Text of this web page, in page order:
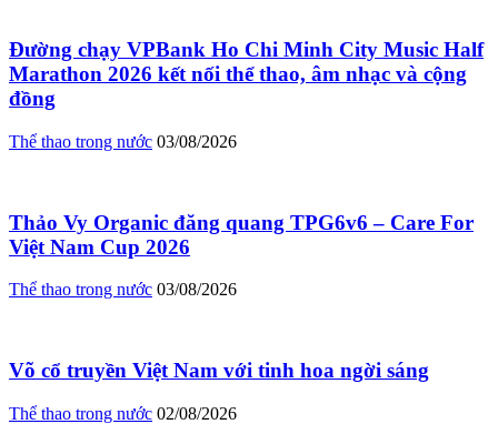
Đường chạy VPBank Ho Chi Minh City Music Half
Marathon 2026 kết nối thể thao, âm nhạc và cộng
đồng
Thể thao trong nước 03/08/2026
Thảo Vy Organic đăng quang TPG6v6 – Care For
Việt Nam Cup 2026
Thể thao trong nước 03/08/2026
Võ cổ truyền Việt Nam với tinh hoa ngời sáng
Thể thao trong nước 02/08/2026